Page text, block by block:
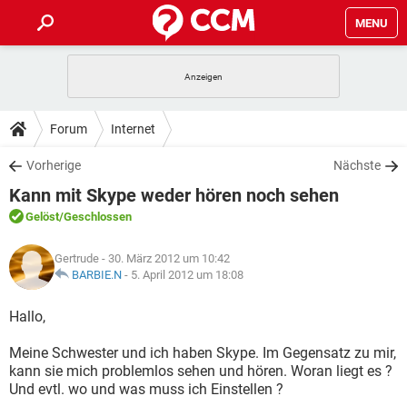
MENU
ANDROID
WINDOWS 10
WHATSAPP TIKTOK
FACEBOOK
TIPPS & TRICKS
SPIELE
WINDOWS 10
WHATSAPP
FACEBOOK HARDWARE
DOWNLOADS
SPIELE STREAMING
ANDROID
WINDOWS 10 INSTAGRAM
WHATSAPP
FACEBOOK
FORUM
SPIELE
ANDROID IOS
FACEBOOK HARDWARE
LEXIKON
SPIELE
ANDROID
WINDOWS 10 INSTAGRAM
WHATSAPP TIKTOK
Forum Internet
Vorherige Nächste
Kann mit Skype weder hören noch sehen
Gelöst/Geschlossen
Gertrude - 30. März 2012 um 10:42
BARBIE.N - 5. April 2012 um 18:08
Hallo,
Meine Schwester und ich haben Skype. Im Gegensatz zu mir,
kann sie mich problemlos sehen und hören. Woran liegt es ?
Und evtl. wo und was muss ich Einstellen ?